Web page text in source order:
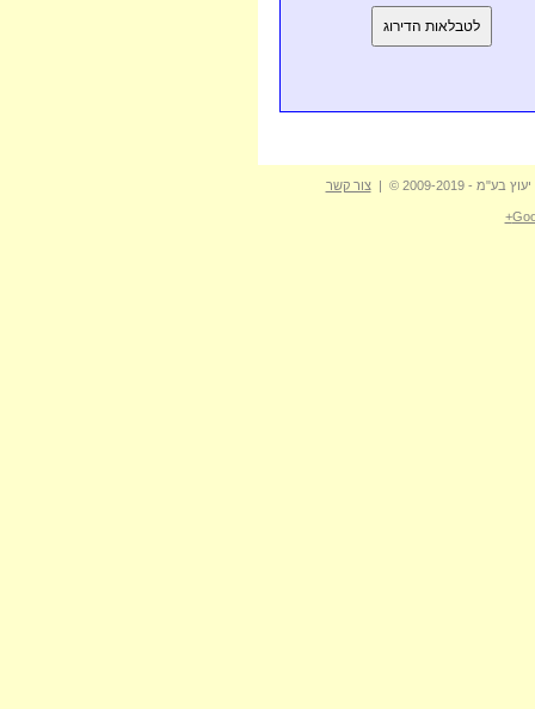
לטבלאות הדירוג
- 2009-2019 © | צור קשר